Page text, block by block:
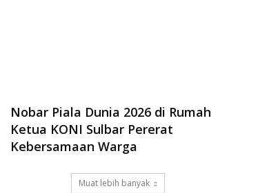
Nobar Piala Dunia 2026 di Rumah
Ketua KONI Sulbar Pererat
Kebersamaan Warga
Muat lebih banyak